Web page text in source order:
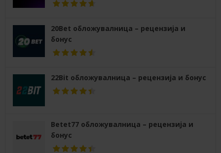
20Bet обложувалница – рецензија и
бонус
22Bit обложувалница – рецензија и бонус
Betet77 обложувалница – рецензија и
бонус